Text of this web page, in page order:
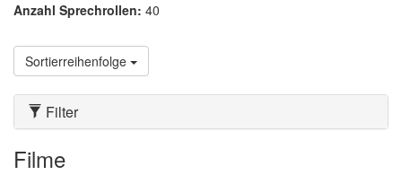
Anzahl Sprechrollen: 40
Sortierreihenfolge
Filter
Filme